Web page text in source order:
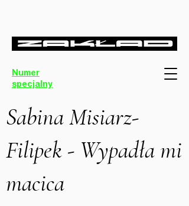
Numer
specjalny
Sabina Misiarz-
Filipek - Wypadła mi
macica